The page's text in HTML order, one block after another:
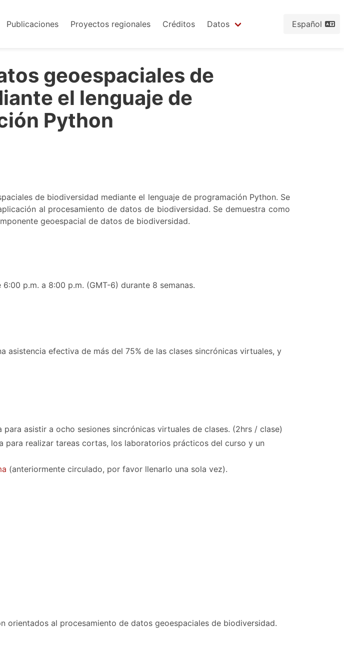
Publicaciones Proyectos regionales Créditos Datos Español
geoespaciales de
el lenguaje de
Python
de biodiversidad mediante el lenguaje de programación Python. Se
al procesamiento de datos de biodiversidad. Se demuestra como
geoespacial de datos de biodiversidad.
p.m. a 8:00 p.m. (GMT-6) durante 8 semanas.
asistencia efectiva de más del 75% de las clases sincrónicas virtuales, y
asistir a ocho sesiones sincrónicas virtuales de clases. (2hrs / clase)
realizar tareas cortas, los laboratorios prácticos del curso y un
(anteriormente circulado, por favor llenarlo una sola vez).
orientados al procesamiento de datos geoespaciales de biodiversidad.